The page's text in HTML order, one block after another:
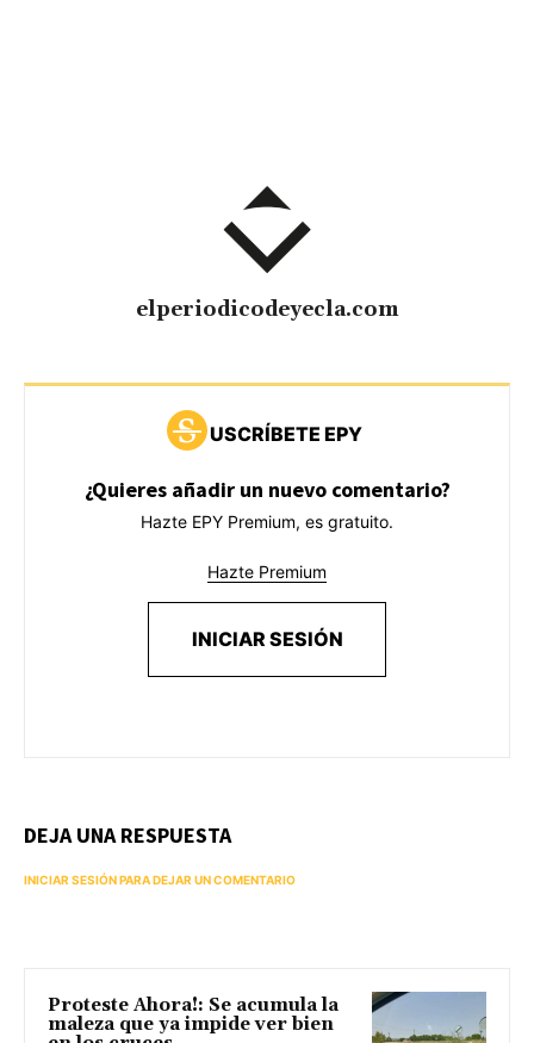
elperiodicodeyecla.com
USCRÍBETE EPY
¿Quieres añadir un nuevo comentario?
Hazte EPY Premium, es gratuito.
Hazte Premium
INICIAR SESIÓN
DEJA UNA RESPUESTA
INICIAR SESIÓN PARA DEJAR UN COMENTARIO
Proteste Ahora!: Se acumula la
maleza que ya impide ver bien